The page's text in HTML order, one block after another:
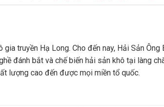
truyền Hạ Long. Cho đến nay, Hải Sản Ông
đánh bắt và chế biến hải sản khô tại làng
lượng cao đến được mọi miền tổ quốc.